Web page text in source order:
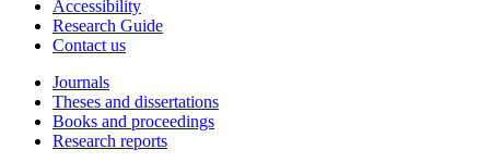
Accessibility
Research Guide
Contact us
Journals
Theses and dissertations
Books and proceedings
Research reports